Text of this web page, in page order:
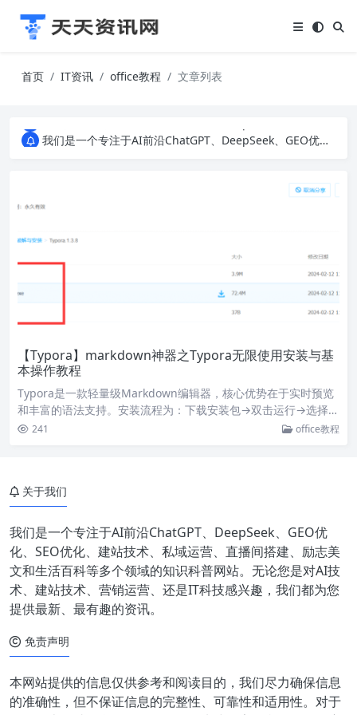
首页 IT资讯 office教程
文章列表
我们是一个专注于AI前沿ChatGPT、DeepSeek、GEO优化、SEO优化、建站技术、私域运营、直播间搭建、励志美文和生活百科等多个领域的知识科普网站。无论您是对AI技术、建站技术、营销运营、还是IT科技感兴趣，我们都为您提供最新、最有趣的资讯。
【Typora】markdown神器之Typora无限使用安装与基
本操作教程
Typora是一款轻量级Markdown编辑器，核心优势在于实时预览
和丰富的语法支持。安装流程为：下载安装包→双击运行→选择安
装目录→完成安装。无限使用的方法是将破解文件放入安装目录
等多种格式。
241 office教程
关于我们
我们是一个专注于AI前沿ChatGPT、DeepSeek、GEO优
化、SEO优化、建站技术、私域运营、直播间搭建、励志美
文和生活百科等多个领域的知识科普网站。无论您是对AI技
术、建站技术、营销运营、还是IT科技感兴趣，我们都为您
提供最新、最有趣的资讯。
免责声明
本网站提供的信息仅供参考和阅读目的，我们尽力确保信息
的准确性，但不保证信息的完整性、可靠性和适用性。对于